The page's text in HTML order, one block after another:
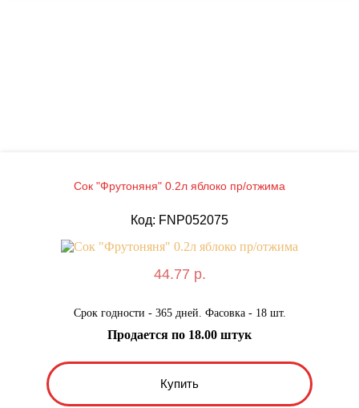
Сок "Фрутоняня" 0.2л яблоко пр/отжима
Код: FNP052075
44.77 р.
Срок годности - 365 дней. Фасовка - 18 шт.
Купить
Продается по 18.00 штук